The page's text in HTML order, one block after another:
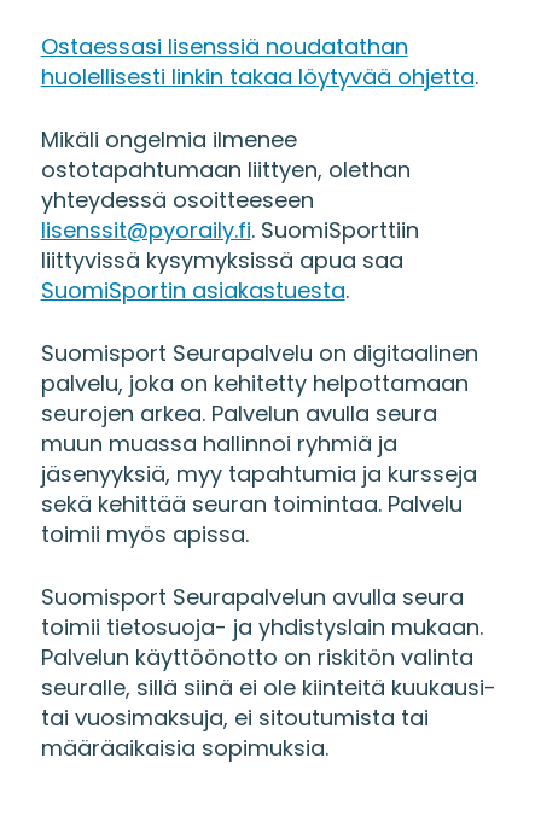
Ostaessasi lisenssiä noudatathan
huolellisesti linkin takaa löytyvää ohjetta.
Mikäli ongelmia ilmenee
ostotapahtumaan liittyen, olethan
yhteydessä osoitteeseen
lisenssit@pyoraily.fi. SuomiSporttiin
liittyvissä kysymyksissä apua saa
SuomiSportin asiakastuesta.
Suomisport Seurapalvelu on digitaalinen
palvelu, joka on kehitetty helpottamaan
seurojen arkea. Palvelun avulla seura
muun muassa hallinnoi ryhmiä ja
jäsenyyksiä, myy tapahtumia ja kursseja
sekä kehittää seuran toimintaa. Palvelu
toimii myös apissa.
Suomisport Seurapalvelun avulla seura
toimii tietosuoja- ja yhdistyslain mukaan.
Palvelun käyttöönotto on riskitön valinta
seuralle, sillä siinä ei ole kiinteitä kuukausi-
tai vuosimaksuja, ei sitoutumista tai
määräaikaisia sopimuksia.